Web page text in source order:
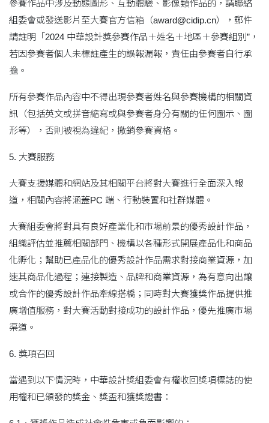
參賽作品中涉及動態圖形、互動體驗、影像類作品的，請聯絡
組委會或發送影片至大賽官方信箱（award@cidip.cn），郵件
請註明「2024 中華設計獎參賽作品＋姓名＋地區＋參賽組別”，
若因參賽者個人未標註產生的誤報漏報，責任由參賽者自行承
擔。
所有參賽作品內容中不得出現參賽者姓名與參賽機構的相關資
訊（包括英文或拼音縮寫或與參賽者身分有關的任何圖示、圖
形等），否則被視為違紀，撤銷參賽資格。
5. 大賽服務
大賽支援媒體和網站及其相關平台將對大賽進行全面深入報
道，相關內容將涵蓋PC 端、行動裝置和社群媒體。
大賽組委會將對具有良好產業化和市場前景的優秀設計作品，
組織評估並推薦相關部門、機構以各種形式開展產品化和商品
化孵化；幫助已產品化的優秀設計作品需求對接商業資源，加
速其商品化過程；連接製造、品牌和商業資源，為有意向出讓
或合作的優秀設計作品牽線搭橋；同時對大賽獲獎作品提供推
廣增值服務，對大賽活動對接成功的設計作品，優先推廣市場
渠道。
6. 獎項召回
當遇到以下情況時，中華設計獎組委會有權收回獎項標誌的使
用權和已頒發的獎金、獎盃和獲獎證書：